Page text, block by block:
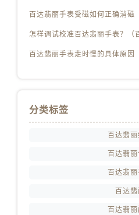
百达翡丽手表受磁如何正确消磁
百达翡丽手表走时慢的具体原因
分类标签
百达翡
百达翡
百达翡
百达翡
百达翡